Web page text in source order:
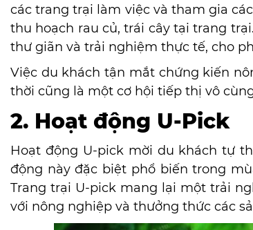
các trang trại làm việc và tham gia
thu hoạch rau củ, trái cây tại trang trại.
thư giãn và trải nghiệm thực tế, cho
Việc du khách tận mắt chứng kiến
thời cũng là một cơ hội tiếp thị vô
2. Hoạt động U-Pick
Hoạt động U-pick mời du khách tự
động này đặc biệt phổ biến trong
Trang trại U-pick mang lại một trải
với nông nghiệp và thưởng thức các